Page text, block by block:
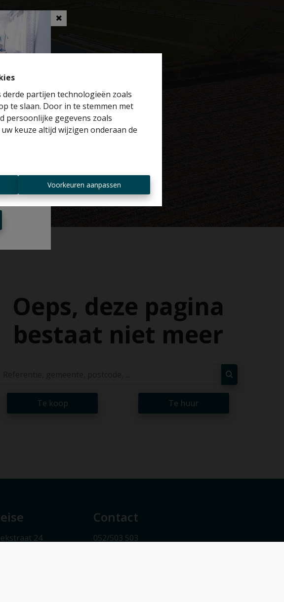
partijen technologieën zoals
te slaan. Door in te stemmen met
persoonlijke gegevens zoals
keuze altijd wijzigen onderaan de
Voorkeuren aanpassen
Oeps, deze pagina
bestaat niet meer
Te koop Te huur
24
Contact
052/503 503
huis?
van